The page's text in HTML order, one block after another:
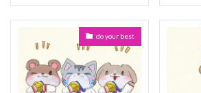
do your best